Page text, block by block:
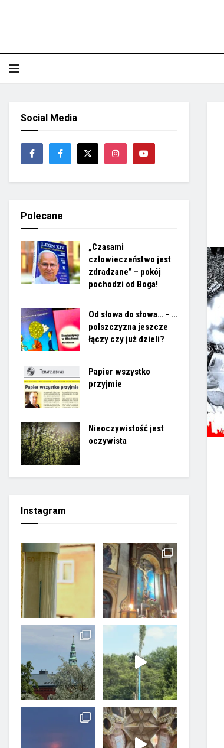
Social Media
Polecane
„Czasami
człowieczeństwo jest
zdradzane” – pokój
pochodzi od Boga!
Od słowa do słowa… – …
polszczyzna jeszcze
łączy czy już dzieli?
Papier wszystko
przyjmie
Nieoczywistość jest
oczywista
Instagram